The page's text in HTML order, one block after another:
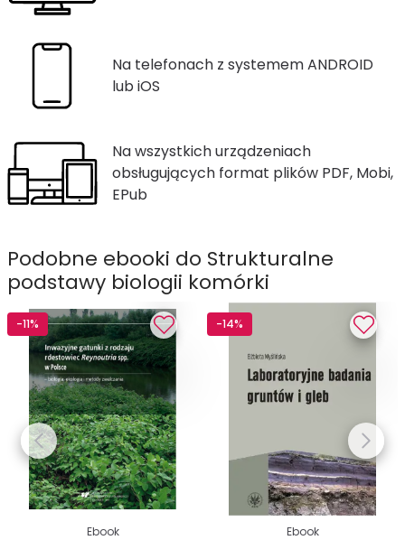
Na telefonach z systemem ANDROID
lub iOS
Na wszystkich urządzeniach
obsługujących format plików PDF, Mobi,
EPub
Podobne ebooki do Strukturalne
podstawy biologii komórki
-11%
Ebook
-14%
Ebook